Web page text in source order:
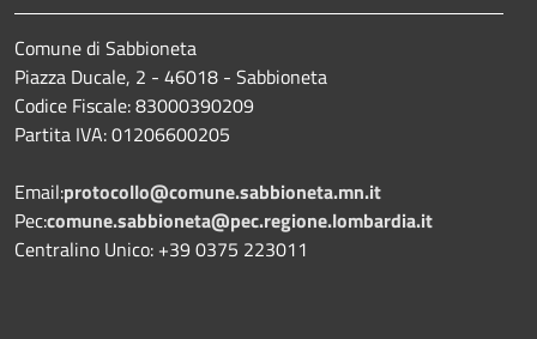
Comune di Sabbioneta
Piazza Ducale, 2 - 46018 - Sabbioneta
Codice Fiscale: 83000390209
Partita IVA: 01206600205
Email:protocollo@comune.sabbioneta.mn.it
Pec:comune.sabbioneta@pec.regione.lombardia.it
Centralino Unico: +39 0375 223011